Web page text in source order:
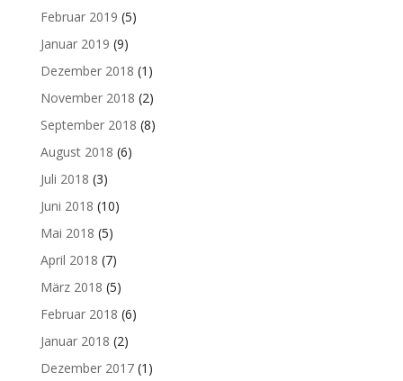
Februar 2019 (5)
Januar 2019 (9)
Dezember 2018 (1)
November 2018 (2)
September 2018 (8)
August 2018 (6)
Juli 2018 (3)
Juni 2018 (10)
Mai 2018 (5)
April 2018 (7)
März 2018 (5)
Februar 2018 (6)
Januar 2018 (2)
Dezember 2017(1)